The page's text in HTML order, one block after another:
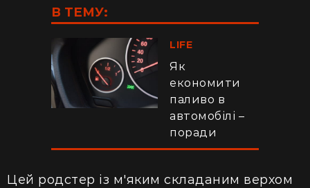
В ТЕМУ:
LIFE
Як
економити
паливо в
автомобілі –
поради
Цей родстер із м'яким складаним верхом